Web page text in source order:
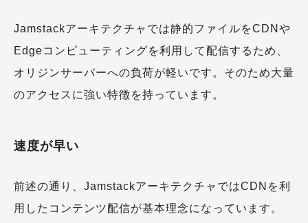
Jamstackアーキテクチャでは静的ファイルをCDNや
Edgeコンピューティングを利用して配信するため、
オリジンサーバーへの負荷が軽いです。そのため大量
のアクセスに強い特徴を持っています。
速度が早い
前述の通り、JamstackアーキテクチャではCDNを利
用したコンテンツ配信が基本理念になっています。